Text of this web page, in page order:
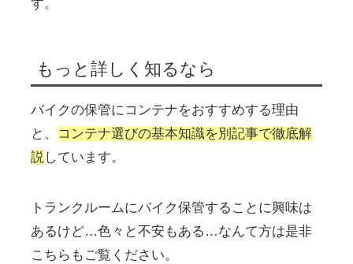
す。
もっと詳しく知るなら
バイクの保管にコンテナをおすすめする理由
と、
コンテナ選びの基本知識を別記事で徹底解
説しています。
トランクルームにバイク保管することに興味は
あるけど…色々と不安もある…なんて方は是非
こちらもご覧ください。